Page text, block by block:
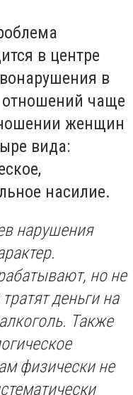
в центре
в
чаще
женщин
вида:
насилие.
нарушения
но не
деньги на
Также
физически не